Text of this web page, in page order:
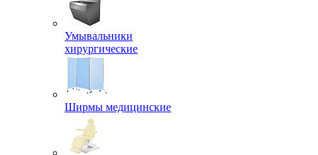
Умывальники
хирургические
Ширмы медицинские